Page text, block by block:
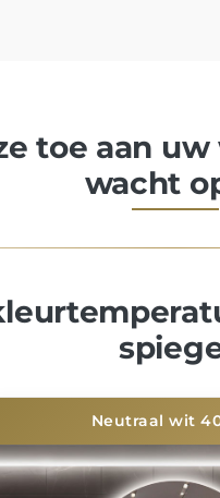
toe aan
wacht
Neutraal wit